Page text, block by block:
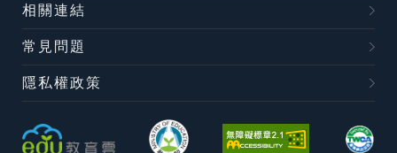
相關連結
常見問題
隱私權政策